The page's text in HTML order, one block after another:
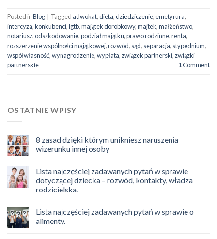
Posted inBlog Tagged adwokat,dieta,dziedziczenie,emetyrura,
intercyza,konkubenci,lgtb,majątek dorobkowy,majtek,małżeństwo,
notariusz,odszkodowanie,podział majątku,prawo rodzinne,renta,
rozszerzenie wspólności majątkowej,rozwód, sąd, separacja, stypednium,
współwłasność,wynagrodzenie,wypłata,związek partnerski,związki
partnerskie
1Comment
OSTATNIE WPISY
8 zasad dzięki którym unikniesz naruszenia
wizerunku innej osoby
Lista najczęściej zadawanych pytań w sprawie
dotyczącej dziecka – rozwód, kontakty, władza
rodzicielska.
Lista najczęściej zadawanych pytań w sprawie o
alimenty.